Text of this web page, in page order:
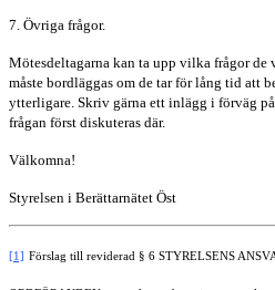
7. Övriga frågor.
Mötesdeltagarna kan ta upp vilka frågor
måste bordläggas om de tar för lång tid att
ytterligare. Skriv gärna ett inlägg i förväg
frågan först diskuteras där.
Välkomna!
Styrelsen i Berättarnätet Öst
[1] Förslag till reviderad § 6 STYRELSENS